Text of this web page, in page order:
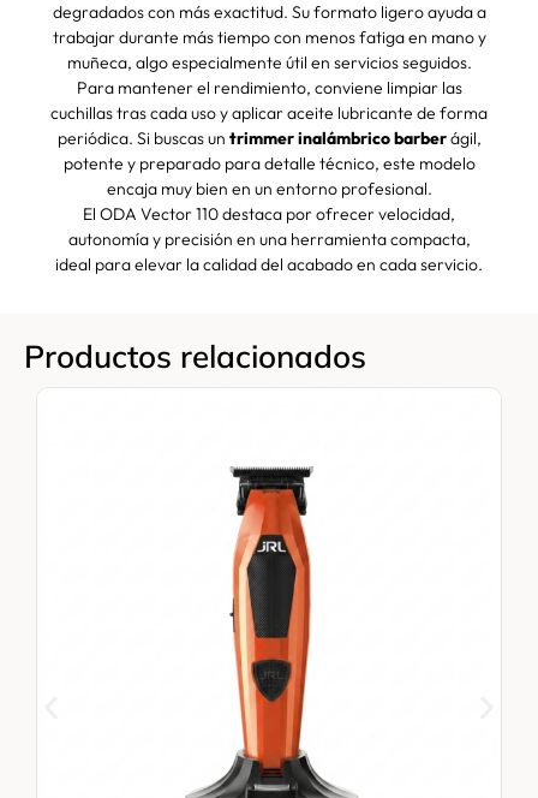
degradados con más exactitud. Su formato ligero ayuda a
trabajar durante más tiempo con menos fatiga en mano y
muñeca, algo especialmente útil en servicios seguidos.
Para mantener el rendimiento, conviene limpiar las
cuchillas tras cada uso y aplicar aceite lubricante de forma
periódica. Si buscas un trimmer inalámbrico barberágil,
potente y preparado para detalle técnico, este modelo
encaja muy bien en un entorno profesional.
El ODA Vector 110 destaca por ofrecer velocidad,
autonomía y precisión en una herramienta compacta,
ideal para elevar la calidad del acabado en cada servicio.
Productos relacionados